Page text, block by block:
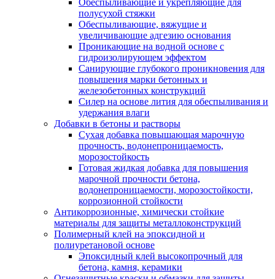
полусухой стяжки
Обеспыливающие, вяжущие и
увеличивающие адгезию основания
Проникающие на водной основе с
гидроизолирующем эффектом
Санирующие глубокого проникновения для
повышения марки бетонных и
железобетонных конструкций
Силер на основе лития для обеспыливания и
удержания влаги
Добавки в бетоны и растворы
Сухая добавка повышающая марочную
прочность, водонепроницаемость,
морозостойкость
Готовая жидкая добавка для повышения
марочной прочности бетона,
водонепроницаемости, морозостойкости,
коррозионной стойкости
Антикоррозионные, химически стойкие
материалы для защиты металлоконструкций
Полимерный клей на эпоксидной и
полиуретановой основе
Эпоксидный клей высокопрочный для
бетона, камня, керамики